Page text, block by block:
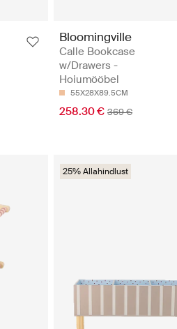
Bloomingville
Calle Bookcase
w/Drawers -
Hoiumööbel
55X28X89.5CM
258.30 € 369 €
25% Allahindlust